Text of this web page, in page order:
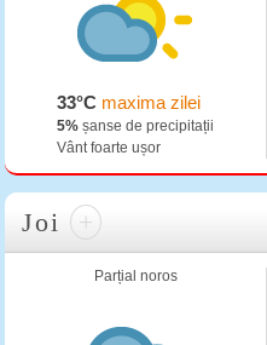
33°C maxima zilei
5% șanse de precipitații
Vânt foarte ușor
Joi +
Parțial noros